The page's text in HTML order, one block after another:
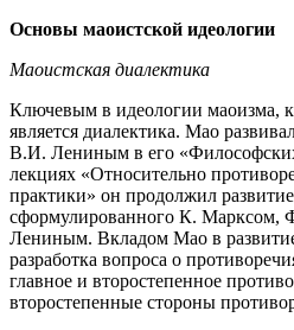
Основы маоистской идеологии
Маоистская диалектика
Ключевым в идеологии маоизма,
является диалектика. Мао
В.И. Лениным в его
лекциях «Относительно
практики» он продолжил
сформулированного К. Марксом,
Лениным. Вкладом Мао в
разработка вопроса о
главное и второстепенное
второстепенные стороны